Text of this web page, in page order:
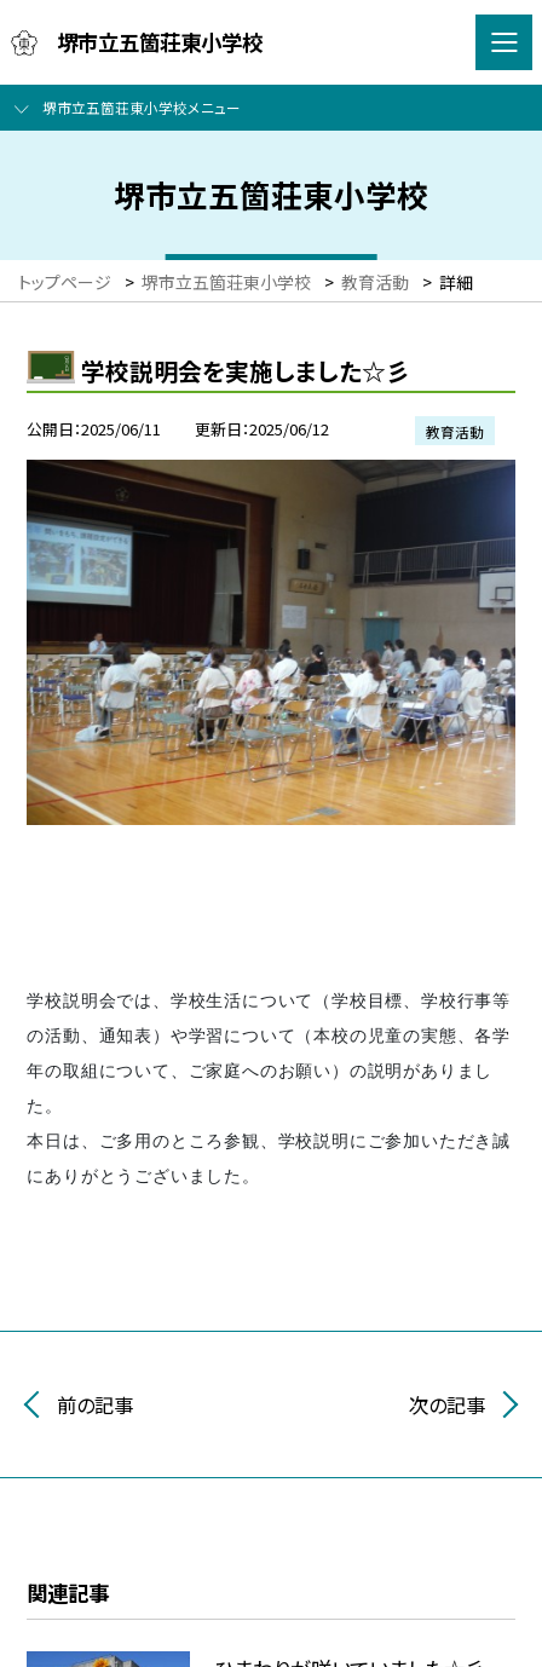
堺市立五箇荘東小学校
堺市立五箇荘東小学校メニュー
堺市立五箇荘東小学校
トップページ > 堺市立五箇荘東小学校 > 教育活動 > 詳細
学校説明会を実施しました☆彡
公開日 2025/06/11 更新日 2025/06/12 教育活動
学校説明会では、学校生活について（学校目標、学校行事等
の活動、通知表）や学習について（本校の児童の実態、各学
年の取組について、ご家庭へのお願い）の説明がありまし
た。
本日は、ご多用のところ参観、学校説明にご参加いただき誠
にありがとうございました。
前の記事 次の記事
関連記事